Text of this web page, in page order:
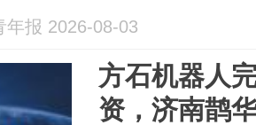
年报 2026-08-03
方石机器人
资，济南鹊